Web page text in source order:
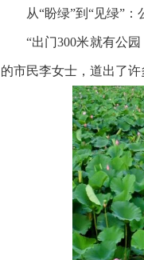
从“盼绿”到“见绿”：
“出门300米就有公
的市民李女士，道出了许